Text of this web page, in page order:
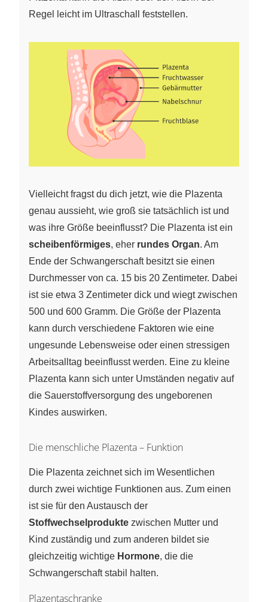
Regel leicht im Ultraschall feststellen.
Vielleicht fragst du dich jetzt, wie die Plazenta
genau aussieht, wie groß sie tatsächlich ist und
was ihre Größe beeinflusst? Die Plazenta ist ein
scheibenförmiges, eher rundes Organ. Am
Ende der Schwangerschaft besitzt sie einen
Durchmesser von ca. 15 bis 20 Zentimeter. Dabei
ist sie etwa 3 Zentimeter dick und wiegt zwischen
500 und 600 Gramm. Die Größe der Plazenta
kann durch verschiedene Faktoren wie eine
ungesunde Lebensweise oder einen stressigen
Arbeitsalltag beeinflusst werden. Eine zu kleine
Plazenta kann sich unter Umständen negativ auf
die Sauerstoffversorgung des ungeborenen
Kindes auswirken.
Die menschliche Plazenta – Funktion
Die Plazenta zeichnet sich im Wesentlichen
durch zwei wichtige Funktionen aus. Zum einen
ist sie für den Austausch der
Stoffwechselprodukte zwischen Mutter und
Kind zuständig und zum anderen bildet sie
gleichzeitig wichtige Hormone, die die
Schwangerschaft stabil halten.
Plazentaschranke